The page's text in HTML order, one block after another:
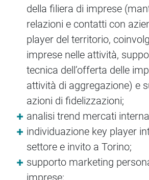
della filiera di imprese
relazioni e contatti con
player del territorio,
imprese nelle attività,
tecnica dell’offerta delle
attività di aggregazione) e
azioni di fidelizzazioni;
analisi trend mercati
individuazione key player
settore e invito a Torino;
supporto marketing
imprese;